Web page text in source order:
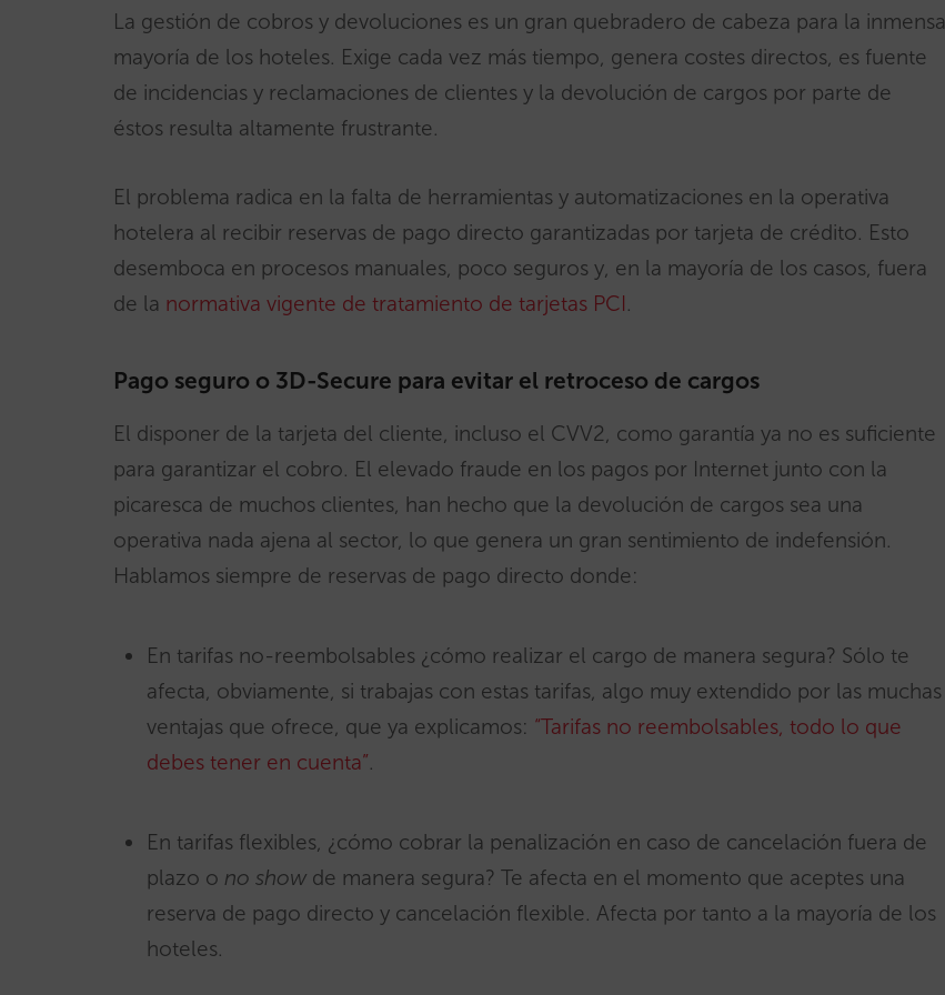
La gestión de cobros y devoluciones es un gran quebradero de cabeza para la inmensa
mayoría de los hoteles. Exige cada vez más tiempo, genera costes directos, es fuente
de incidencias y reclamaciones de clientes y la devolución de cargos por parte de
éstos resulta altamente frustrante.
El problema radica en la falta de herramientas y automatizaciones en la operativa
hotelera al recibir reservas de pago directo garantizadas por tarjeta de crédito. Esto
desemboca en procesos manuales, poco seguros y, en la mayoría de los casos, fuera
de la normativa vigente de tratamiento de tarjetas PCI.
Pago seguro o 3D-Secure para evitar el retroceso de cargos
El disponer de la tarjeta del cliente, incluso el CVV2, como garantía ya no es suficiente
para garantizar el cobro. El elevado fraude en los pagos por Internet junto con la
picaresca de muchos clientes, han hecho que la devolución de cargos sea una
operativa nada ajena al sector, lo que genera un gran sentimiento de indefensión.
Hablamos siempre de reservas de pago directo donde:
En tarifas no-reembolsables ¿cómo realizar el cargo de manera segura? Sólo te
afecta, obviamente, si trabajas con estas tarifas, algo muy extendido por las muchas
ventajas que ofrece, que ya explicamos: “Tarifas no reembolsables, todo lo que
debes tener en cuenta”.
En tarifas flexibles, ¿cómo cobrar la penalización en caso de cancelación fuera de
plazo o no show de manera segura? Te afecta en el momento que aceptes una
reserva de pago directo y cancelación flexible. Afecta por tanto a la mayoría de los
hoteles.